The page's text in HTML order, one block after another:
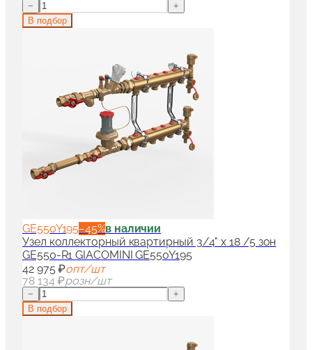
−
+
В подбор
GE550Y195−45%в наличии
Узел коллекторный квартирный 3/4" x 18 /5 зон
GE550-R1 GIACOMINI GE550Y195
42 975 ₽опт/шт
78 134 ₽розн/шт
−
+
В подбор